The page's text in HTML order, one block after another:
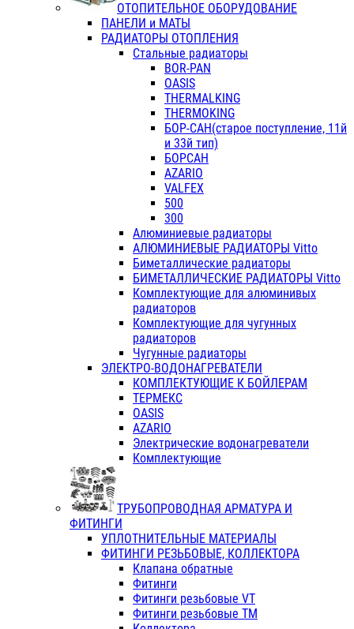
ОТОПИТЕЛЬНОЕ ОБОРУДОВАНИЕ
ПАНЕЛИ и МАТЫ
РАДИАТОРЫ ОТОПЛЕНИЯ
Стальные радиаторы
BOR-PAN
OASIS
THERMALKING
THERMOKING
БОР-САН(старое поступление, 11й
и 33й тип)
БОРСАН
AZARIO
VALFEX
500
300
Алюминиевые радиаторы
АЛЮМИНИЕВЫЕ РАДИАТОРЫ Vitto
Биметаллические радиаторы
БИМЕТАЛЛИЧЕСКИЕ РАДИАТОРЫ Vitto
Комплектующие для алюминивых
радиаторов
Комплектующие для чугунных
радиаторов
Чугунные радиаторы
ЭЛЕКТРО-ВОДОНАГРЕВАТЕЛИ
КОМПЛЕКТУЮЩИЕ К БОЙЛЕРАМ
ТЕРМЕКС
OASIS
AZARIO
Электрические водонагреватели
Комплектующие
ТРУБОПРОВОДНАЯ АРМАТУРА И
ФИТИНГИ
УПЛОТНИТЕЛЬНЫЕ МАТЕРИАЛЫ
ФИТИНГИ РЕЗЬБОВЫЕ, КОЛЛЕКТОРА
Клапана обратные
Фитинги
Фитинги резьбовые VT
Фитинги резьбовые ТМ